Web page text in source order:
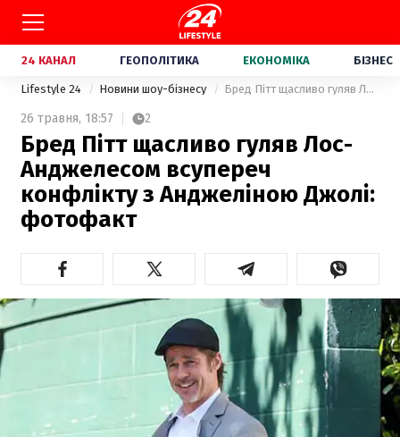
24 КАНАЛ ГЕОПОЛІТИКА ЕКОНОМІКА БІЗНЕС
Lifestyle 24 Новини шоу-бізнесу Бред Пітт щасливо гуляв Лос-Анджелесом всупереч конфлікту з Анджеліною Джолі: фотофакт
26 травня, 18:57 2
Бред Пітт щасливо гуляв Лос-
Анджелесом всупереч
конфлікту з Анджеліною Джолі:
фотофакт